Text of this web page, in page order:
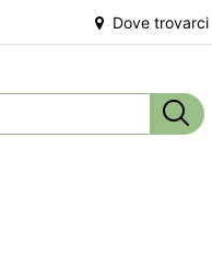
Dove trovarci